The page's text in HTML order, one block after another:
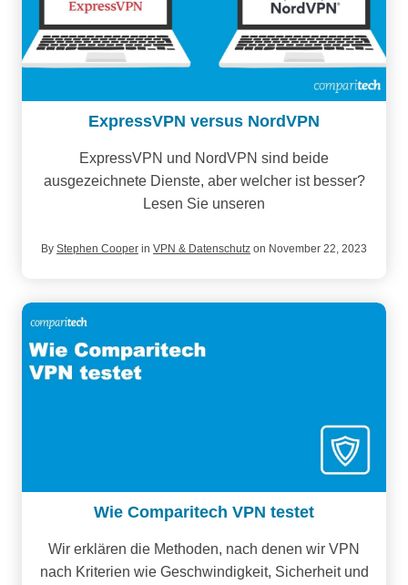
ExpressVPN versus NordVPN
ExpressVPN und NordVPN sind beide
ausgezeichnete Dienste, aber welcher ist besser?
Lesen Sie unseren
By Stephen Cooper in VPN & Datenschutz on November 22, 2023
Wie Comparitech VPN testet
Wir erklären die Methoden, nach denen wir VPN
nach Kriterien wie Geschwindigkeit, Sicherheit und